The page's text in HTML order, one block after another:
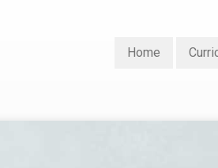
Home